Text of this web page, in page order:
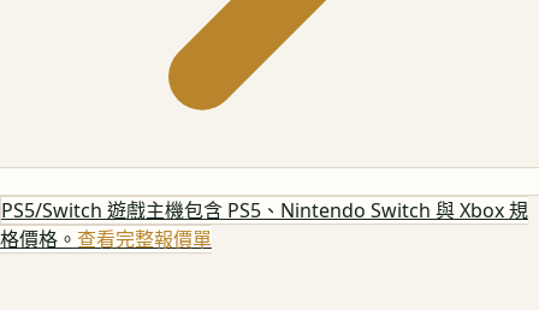
PS5/Switch 遊戲主機包含 PS5、Nintendo Switch 與 Xbox 規
格價格。 查看完整報價單